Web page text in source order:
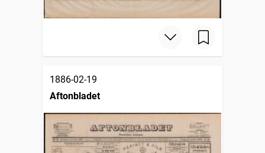
1886-02-19
Aftonbladet